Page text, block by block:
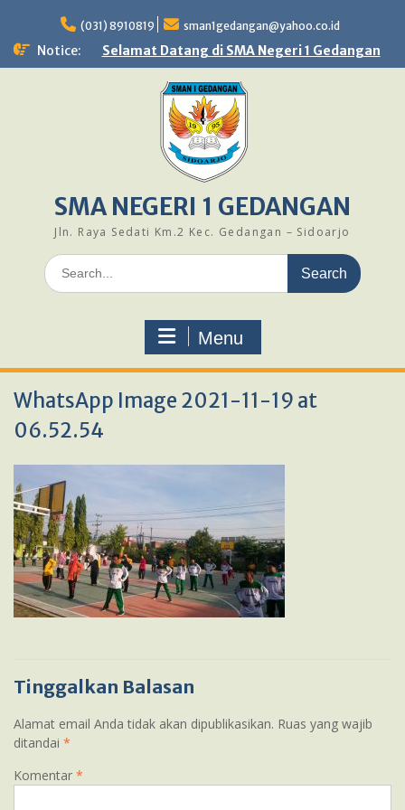
content
(031) 8910819 sman1gedangan@yahoo.co.id
Notice: Selamat Datang di SMA Negeri 1 Gedangan
SMA NEGERI 1 GEDANGAN
Jln. Raya Sedati Km.2 Kec. Gedangan – Sidoarjo
Search
for:
Menu
WhatsApp Image 2021-11-19 at
06.52.54
Tinggalkan Balasan
Alamat email Anda tidak akan dipublikasikan. Ruas yang wajib
ditandai *
Komentar *